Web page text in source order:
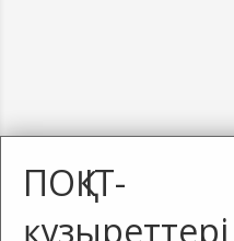
ПОҚ IT-
құзыреттері